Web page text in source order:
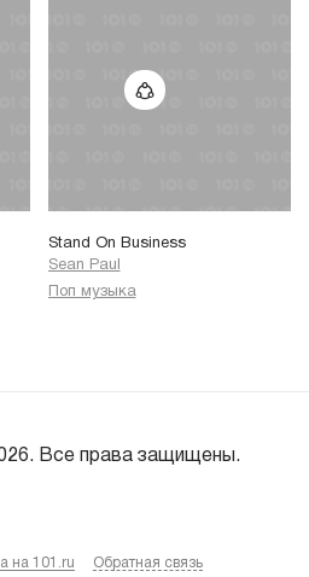
Stand On Business
Sean Paul
Поп музыка
Все права защищены.
на 101.ru Обратная связь